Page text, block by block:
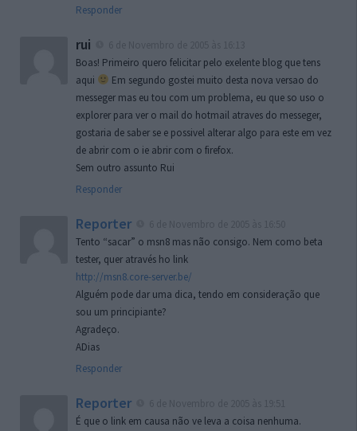
Responder
rui
Boas! Primeiro quero felicitar pelo exelente blog que tens
aqui
Em segundo gostei muito desta nova versao do
messeger mas eu tou com um problema, eu que so uso o
explorer para ver o mail do hotmail atraves do messeger,
gostaria de saber se e possivel alterar algo para este em vez
de abrir com o ie abrir com o firefox.
Sem outro assunto Rui
Responder
Reporter
Tento “sacar” o msn8 mas não consigo. Nem como beta
tester, quer através ho link
http://msn8.core-server.be/
Alguém pode dar uma dica, tendo em consideração que
sou um principiante?
Agradeço.
ADias
Responder
Reporter
É que o link em causa não ve leva a coisa nenhuma.